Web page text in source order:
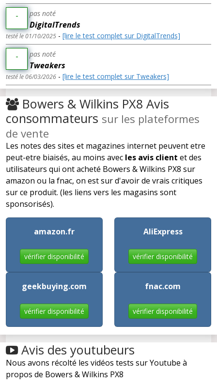
- pas noté
DigitalTrends
testé le 01/10/2025 - [lire le test complet sur DigitalTrends]
- pas noté
Tweakers
testé le 06/03/2026 - [lire le test complet sur Tweakers]
Bowers & Wilkins PX8 Avis
consommateurs sur les plateformes
de vente
Les notes des sites et magazines internet peuvent etre
peut-etre biaisés, au moins avec les avis client et des
utilisateurs qui ont acheté Bowers & Wilkins PX8 sur
amazon ou la fnac, on est sur d'avoir de vrais critiques
sur ce produit. (les liens vers les magasins sont
sponsorisés).
amazon.fr
vérifier disponibilité
AliExpress
vérifier disponibilité
geekbuying.com
vérifier disponibilité
fnac.com
vérifier disponibilité
Avis des youtubeurs
Nous avons récolté les vidéos tests sur Youtube à
propos de Bowers & Wilkins PX8